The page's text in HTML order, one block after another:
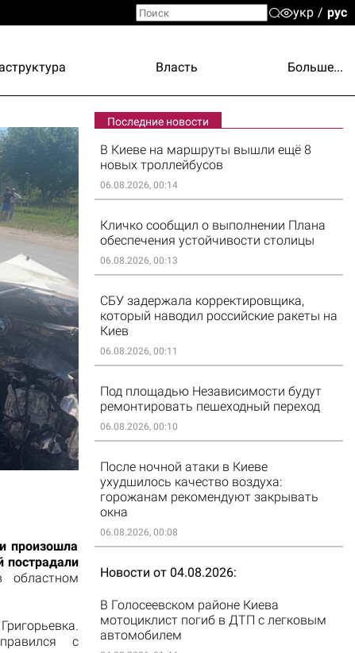
укр рус
Власть Больше...
произошла
пострадали
с
Последние новости
В Киеве на маршруты вышли ещё 8
новых троллейбусов
06.08.2026, 00:14
Кличко сообщил о выполнении Плана
обеспечения устойчивости столицы
06.08.2026, 00:13
СБУ задержала корректировщика,
который наводил российские ракеты на
Киев
06.08.2026, 00:11
Под площадью Независимости будут
ремонтировать пешеходный переход
06.08.2026, 00:10
После ночной атаки в Киеве
ухудшилось качество воздуха:
горожанам рекомендуют закрывать
окна
06.08.2026, 00:08
Новости от 04.08.2026
В Голосеевском районе Киева
мотоциклист погиб в ДТП с легковым
автомобилем